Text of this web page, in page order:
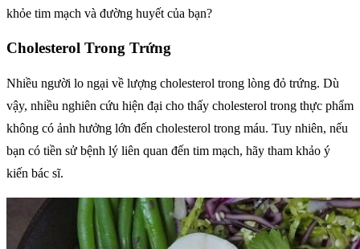
khỏe tim mạch và đường huyết của bạn?
Cholesterol Trong Trứng
Nhiều người lo ngại về lượng cholesterol trong lòng đỏ trứng. Dù
vậy, nhiều nghiên cứu hiện đại cho thấy cholesterol trong thực phẩm
không có ảnh hưởng lớn đến cholesterol trong máu. Tuy nhiên, nếu
bạn có tiền sử bệnh lý liên quan đến tim mạch, hãy tham khảo ý
kiến bác sĩ.